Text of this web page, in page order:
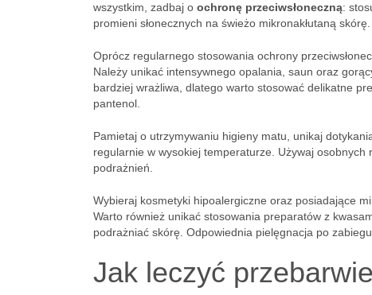
wszystkim, zadbaj o ochronę przeciwsłoneczną:
promieni słonecznych na świeżo mikronakłutaną skórę.
Oprócz regularnego stosowania ochrony
Należy unikać intensywnego opalania, saun oraz
bardziej wrażliwa, dlatego warto stosować delikatne
pantenol.
Pamietaj o utrzymywaniu higieny matu, unikaj
regularnie w wysokiej temperaturze. Używaj
podrażnień.
Wybieraj kosmetyki hipoalergiczne oraz posiadające
Warto również unikać stosowania preparatów z
podrażniać skórę. Odpowiednia pielęgnacja po
Jak leczyć